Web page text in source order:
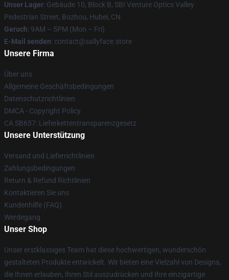
Unser Lager: Gebäude 10, Block B, SBI Venture Optics Valley
Pedestrian Street, Bozhou, Hubei, CN
Geruch: 9AM – 5PM (Mon – Fri)
E-Mail senden: contact@sallyface.store
Unsere Firma
Über uns
Allgemeine Geschäftsbedingungen
Datenschutzrichtlinien
DMCA - Copyright Policy
CA SB657: Lieferkettentransparenzgesetz
Unsere Unterstützung
Versand und Lieferrichtlinien
Zahlungsbedingungen
Return & Refund Richtlinien
Kontaktieren Sie uns
Kundenhilfe (FAQ)
Werdegang
Unser Shop
Unser erstklassiges Team hat diese hochwertigen, wunderschön
gestalteten Produkte entwickelt. Wir bieten eine Vielzahl von Designs,
die Ihnen erlauben, Ihren Stil auszudrücken und Ihre einzigartige